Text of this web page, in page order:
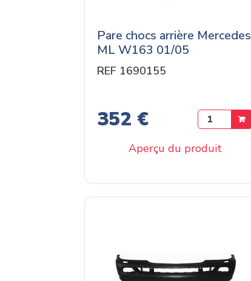
Pare chocs arrière Mercedes
ML W163 01/05
REF 1690155
352 €
Aperçu du produit